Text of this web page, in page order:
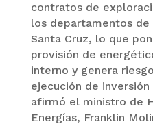
contratos de
los departamentos de
Santa Cruz, lo que
provisión de
interno y genera
ejecución de
afirmó el ministro de
Energías, Franklin